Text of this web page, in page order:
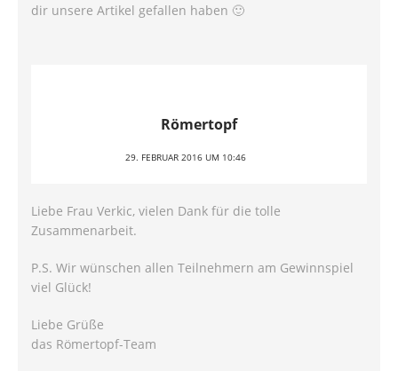
dir unsere Artikel gefallen haben 🙂
Römertopf
29. FEBRUAR 2016 UM 10:46
Liebe Frau Verkic, vielen Dank für die tolle
Zusammenarbeit.
P.S. Wir wünschen allen Teilnehmern am Gewinnspiel
viel Glück!
Liebe Grüße
das Römertopf-Team